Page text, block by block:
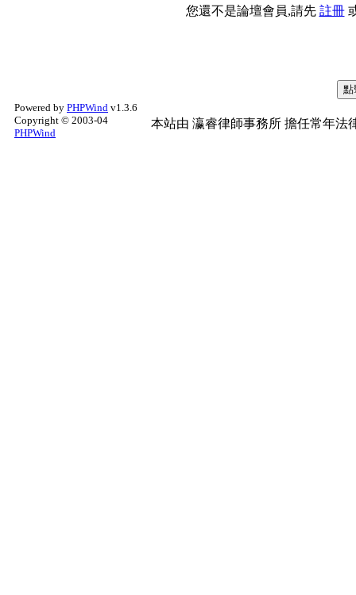
您還不是論壇會員,請先 註冊
Powered by PHPWind v1.3.6
Copyright © 2003-04
PHPWind
本站由 瀛睿律師事務所 擔任常年法